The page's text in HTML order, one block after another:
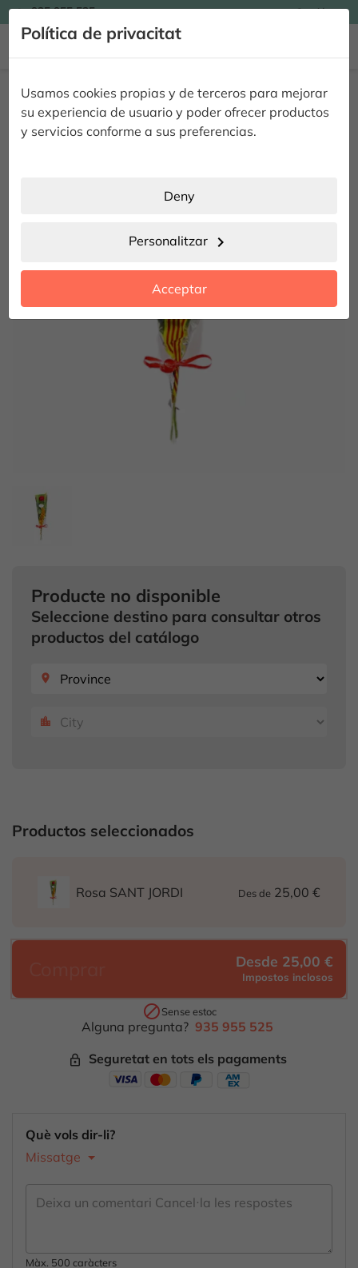
Política de privacitat
Usamos cookies propias y de terceros para mejorar
su experiencia de usuario y poder ofrecer productos
y servicios conforme a sus preferencias.
Deny
Personalitzar chevron_right
Acceptar
935 955 525 Catalán
Què vols dir-li?
Missatge
Màx. 500 caràcters
Rosa SANT JORDI
Producte no disponible
Seleccione destino para consultar otros
productos del catálogo
place
location_city
Productos seleccionados
Rosa SANT JORDI Des de 25,00 €
Sense estoc
Desde 25,00 €
Impostos inclosos
Alguna pregunta? 935 955 525
lock_outline Seguretat en tots els pagaments